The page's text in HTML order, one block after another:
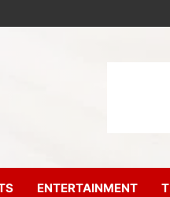
ENTERTAINMENT